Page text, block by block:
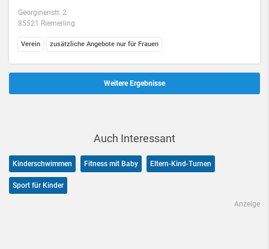
Georginenstr. 2
85521 Riemerling
Verein zusätzliche Angebote nur für Frauen
Weitere Ergebnisse
Auch Interessant
Kinderschwimmen Fitness mit Baby Eltern-Kind-Turnen
Sport für Kinder
Anzeige